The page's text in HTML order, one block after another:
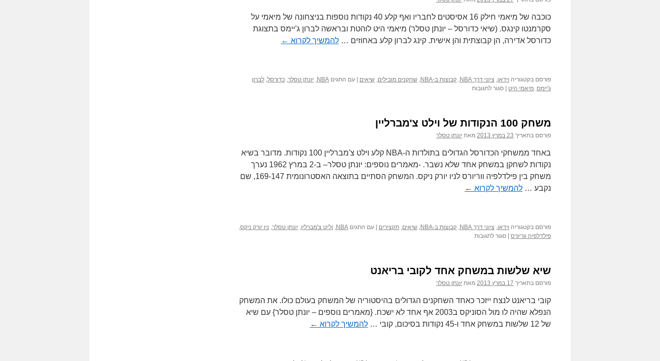
כוכבה של מיאמי חילק 16 אסיסטים לחבריו ואף קלע 40 נקודות נוספות בניצחונה של מיאמי על
סקרמנטו קינגס. (שיאי כדורסל – יונתן טסלר) מיאמי היט לוהטת ובראשה לברון ג'יימס בתצוגת
כדורסל אדירה, הן קבוצתית והן אישית. קינג לברון קלע באחוזים … להמשיך לקרוא ←
פורסם בקטגוריה וידאו, ציוני דרך NBA , קבוצות ב-NBA , שחקנים מובילים, שיאים עם התגים NBA
, יונתן טסלר, כדורסל, לברון
ג'יימס, מיאמי היט סגור לתגובותעל
אחד
משחק 100 הנקודות של וילט צ'מברליין
פורסם בתאריך 23 במרץ 2013 מאת יונתן טסלר
באחד ממשחקי הכדורסל הגדולים בתולדות ה-NBA קלע וילט צ'מברליין 100 נקודות. מדובר בשיא
נקודות לשחקן במשחק אחד שלא נשבר. -מאמרים נוספים: יונתן טסלר– ב-2 במרץ 1962 נערך
משחק בין פילדלפיה ווריורס לניו יורק ניקס. המשחק הסתיים בתוצאה האסטרונומית 169-147, שם
נקבע … להמשיך לקרוא ←
פורסם בקטגוריה וידאו, ציוני דרך NBA , קבוצות ב-NBA , שיאים, תקצירים עם התגים NBA
, וליט צ'מברלין, יונתן טסלר, ניו יורק ניקס,
פילדלפיה ווריורס
סגור לתגובותעל
של
שיא שלשות במשחק אחד לקובי בריאנט
פורסם בתאריך 17 במרץ 2013 מאת יונתן טסלר
קובי בריאנט לנצח ייזכר כאחד השחקנים הגדולים בהיסטוריה של המשחק בעולם כולו. את המשחק
הנפלא שהיה לו מול הסוניקס ב2003 אף אחד לא ישכח. {מאמרים נוספים – יונתן טסלר} עם שיא
של 12 שלשות במשחק אחד ו-45 נקודות בסיכום, קובי …
להמשיך לקרוא ←